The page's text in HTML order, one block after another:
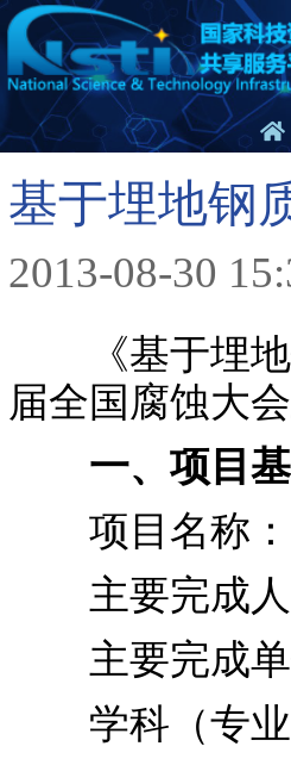
基于埋地钢
2013-08-30
《基于埋地
届全国腐蚀大
一、项目
项目名称：
主要完成人
主要完成单
学科（专业